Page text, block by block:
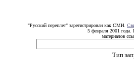
"Русский переплет" зарегистрирован как СМИ.
5 февраля 2001 года.
материалов
Тип